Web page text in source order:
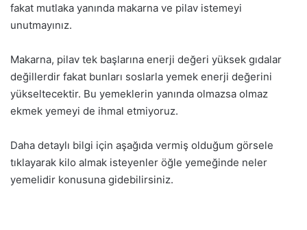
fakat mutlaka yanında makarna ve pilav istemeyi
unutmayınız.
Makarna, pilav tek başlarına enerji değeri yüksek gıdalar
değillerdir fakat bunları soslarla yemek enerji değerini
yükseltecektir. Bu yemeklerin yanında olmazsa olmaz
ekmek yemeyi de ihmal etmiyoruz.
Daha detaylı bilgi için aşağıda vermiş olduğum görsele
tıklayarak kilo almak isteyenler öğle yemeğinde neler
yemelidir konusuna gidebilirsiniz.